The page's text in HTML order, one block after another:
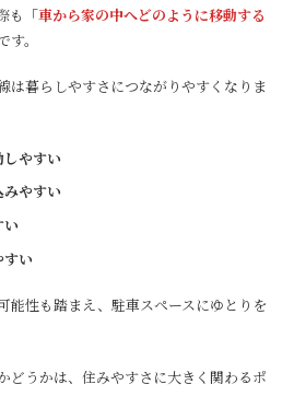
も「車から家の中へどのように移動する
。
は暮らしやすさにつながりやすくなりま
やすい
やすい
い
すい
能性も踏まえ、駐車スペースにゆとりを
どうかは、住みやすさに大きく関わるポ